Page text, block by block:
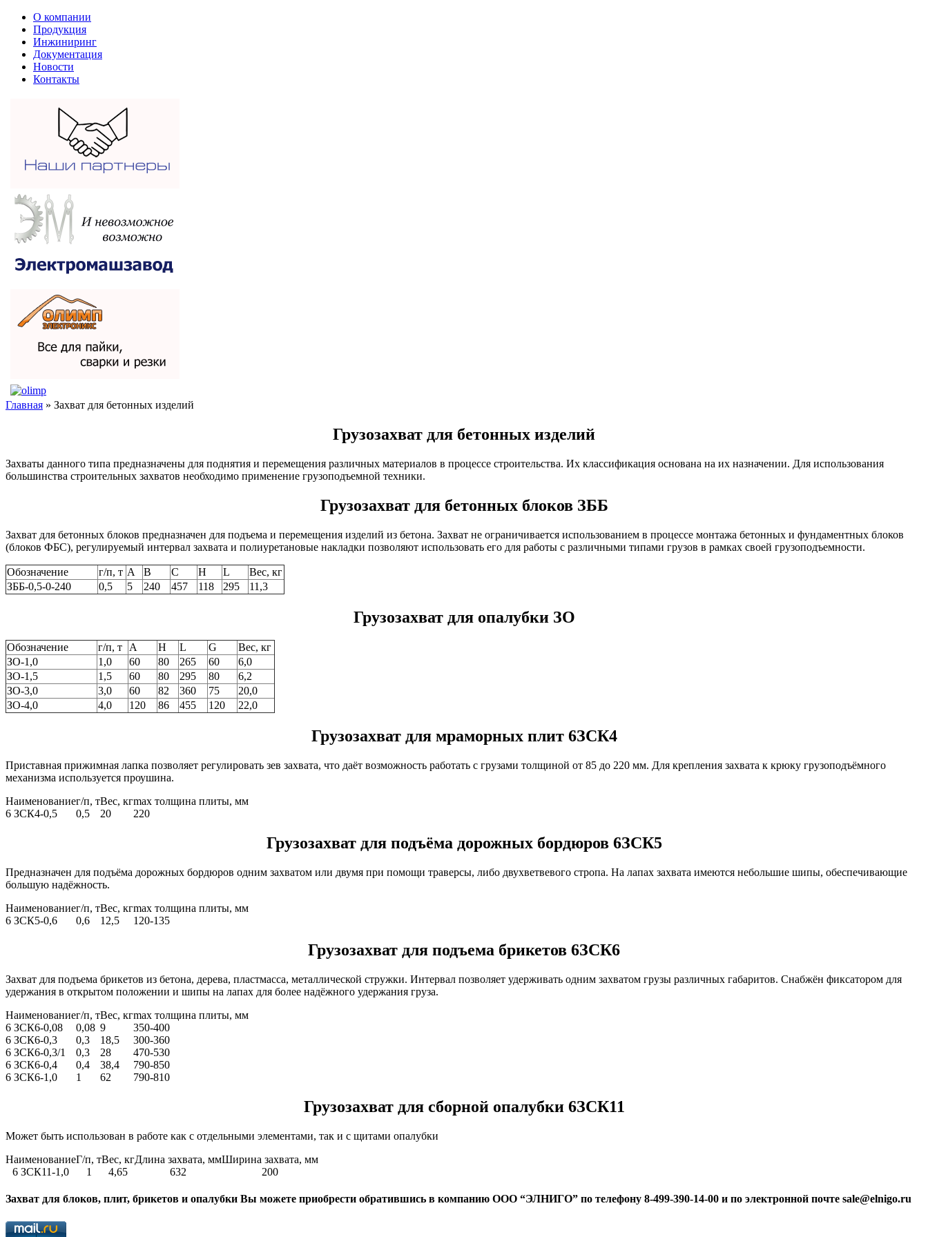
О компании
Продукция
Инжиниринг
Документация
Новости
Контакты
Главная » Захват для бетонных изделий
Грузозахват для бетонных изделий
Захваты данного типа предназначены для поднятия и перемещения различных материалов в процессе строительства. Их классификация основана на их назначении. Для использования
большинства строительных захватов необходимо применение грузоподъемной техники.
Грузозахват для бетонных блоков ЗББ
Захват для бетонных блоков предназначен для подъема и перемещения изделий из бетона. Захват не ограничивается использованием в процессе монтажа бетонных и фундаментных блоков
(блоков ФБС), регулируемый интервал захвата и полиуретановые накладки позволяют использовать его для работы с различными типами грузов в рамках своей грузоподъемности.
Обозначение г/п, т A B C H L
Вес, кг
ЗББ-0,5-0-240
0,5 5 240 457 118 295 11,3
Грузозахват для опалубки ЗО
Обозначение г/п, т A H L G
Вес, кг
ЗО-1,0
1,0 60 80 265 60
6,0
ЗО-1,5
1,5 60 80 295 80
6,2
ЗО-3,0
3,0 60 82 360 75
20,0
ЗО-4,0
4,0 120 86 455 120 22,0
Грузозахват для мраморных плит 6ЗСК4
Приставная прижимная лапка позволяет регулировать зев захвата, что даёт возможность работать с грузами толщиной от 85 до 220 мм. Для крепления захвата к крюку грузоподъёмного
механизма используется проушина.
Наименованиег/п, тВес, кгmax толщина плиты, мм
6 ЗСК4-0,5
0,5 20 220
Грузозахват для подъёма дорожных бордюров 6ЗСК5
Предназначен для подъёма дорожных бордюров одним захватом или двумя при помощи траверсы, либо двухветвевого стропа. На лапах захвата имеются небольшие шипы, обеспечивающие
большую надёжность.
Наименованиег/п, тВес, кгmax толщина плиты, мм
6 ЗСК5-0,6
0,6 12,5 120-135
Грузозахват для подъема брикетов 6ЗСК6
Захват для подъема брикетов из бетона, дерева, пластмасса, металлической стружки. Интервал позволяет удерживать одним захватом грузы различных габаритов. Снабжён фиксатором для
удержания в открытом положении и шипы на лапах для более надёжного удержания груза.
Наименованиег/п, тВес, кгmax толщина плиты, мм
6 ЗСК6-0,08
0,08 9
350-400
6 ЗСК6-0,3
0,3 18,5
300-360
6 ЗСК6-0,3/1
0,3 28
470-530
6 ЗСК6-0,4
0,4 38,4
790-850
6 ЗСК6-1,0
1 62 790-810
Грузозахват для сборной опалубки 6ЗСК11
Может быть использован в работе как с отдельными элементами, так и с щитами опалубки
НаименованиеГ/п, тВес, кгДлина захвата, ммШирина захвата, мм
6 ЗСК11-1,0
1 4,65 632 200
Захват для блоков, плит, брикетов и опалубки Вы можете приобрести обратившись в компанию ООО “ЭЛНИГО” по телефону 8-499-390-14-00 и по электронной почте sale@elnigo.ru